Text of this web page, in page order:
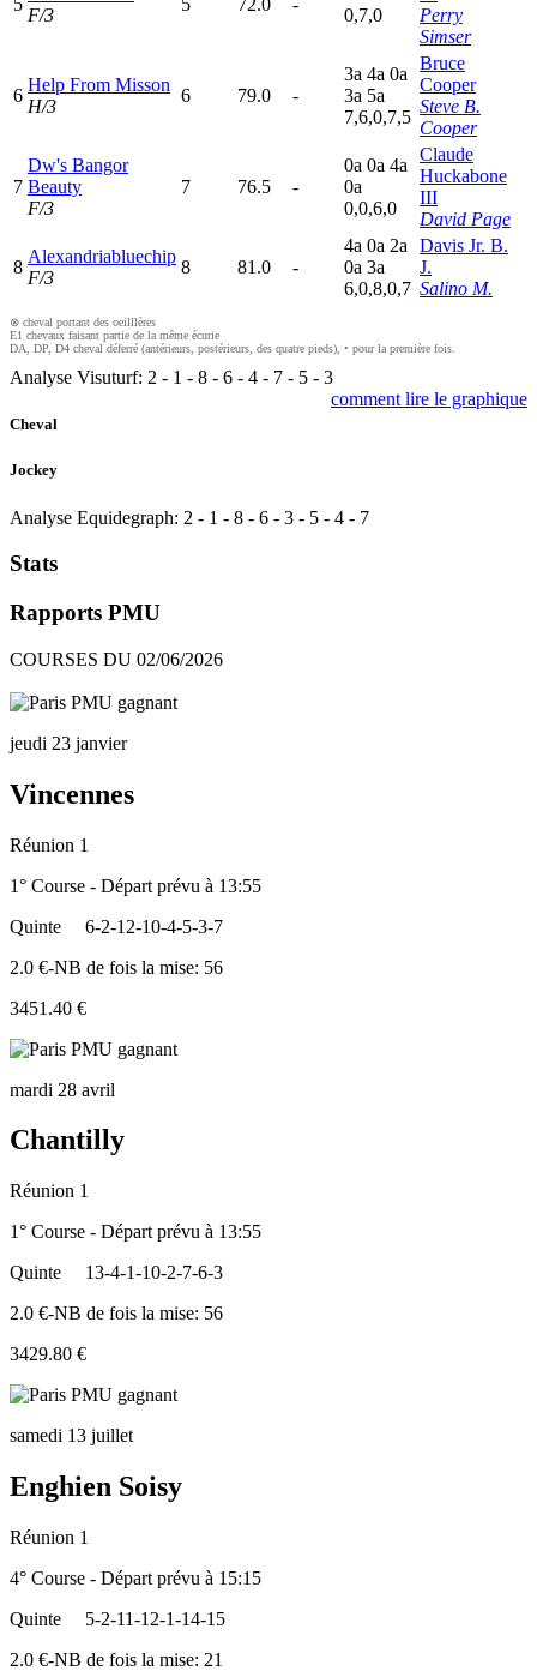
5
F/3
5 72.0 -
0,7,0
Perry
Simser
6
Help From Misson
H/3
6 79.0 -
3a 4a 0a
3a 5a
7,6,0,7,5
Bruce
Cooper
Steve B.
Cooper
7
Dw's Bangor
Beauty
F/3
7 76.5 -
0a 0a 4a
0a
0,0,6,0
Claude
Huckabone
III
David Page
8
Alexandriabluechip
F/3
8 81.0 -
4a 0a 2a
0a 3a
6,0,8,0,7
Davis Jr. B.
J.
Salino M.
⊗ cheval portant des oeilllères
E1 chevaux faisant partie de la même écurie
DA, DP, D4 cheval déferré (antérieurs, postérieurs, des quatre pieds), • pour la première fois.
Analyse Visuturf: 2 - 1 - 8 - 6 - 4 - 7 - 5 - 3
comment lire le graphique
Cheval
Jockey
Analyse Equidegraph: 2 - 1 - 8 - 6 - 3 - 5 - 4 - 7
Stats
Rapports PMU
COURSES DU 02/06/2026
jeudi 23 janvier
Vincennes
Réunion 1
1° Course - Départ prévu à 13:55
Quinte
6-2-12-10-4-5-3-7
2.0 €-NB de fois la mise: 56
3451.40 €
mardi 28 avril
Chantilly
Réunion 1
1° Course - Départ prévu à 13:55
Quinte
13-4-1-10-2-7-6-3
2.0 €-NB de fois la mise: 56
3429.80 €
samedi 13 juillet
Enghien Soisy
Réunion 1
4° Course - Départ prévu à 15:15
Quinte
5-2-11-12-1-14-15
2.0 €-NB de fois la mise: 21